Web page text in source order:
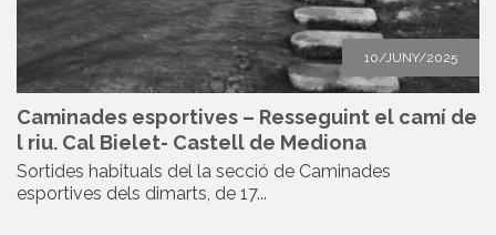
10/JUNY/2025
Caminades esportives – Resseguint el camí de
l riu. Cal Bielet- Castell de Mediona
Sortides habituals del la secció de Caminades
esportives dels dimarts, de 17...